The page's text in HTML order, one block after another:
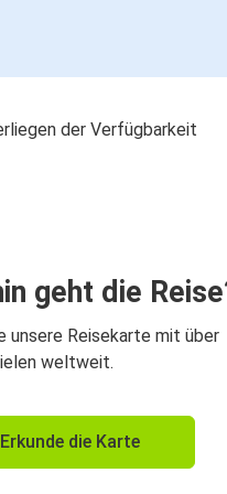
der Verfügbarkeit
geht die
unsere Reisekarte mit über
weltweit.
Erkunde die Karte